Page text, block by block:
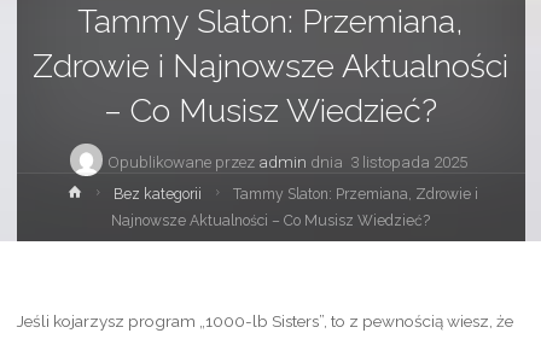
Tammy Slaton: Przemiana,
Zdrowie i Najnowsze Aktualności
– Co Musisz Wiedzieć?
Opublikowane przez admin dnia 3 listopada 2025
Strona
główna
Bez kategorii
Tammy Slaton: Przemiana, Zdrowie i
Najnowsze Aktualności – Co Musisz Wiedzieć?
Jeśli kojarzysz program „1000-lb Sisters”, to z pewnością wiesz, że